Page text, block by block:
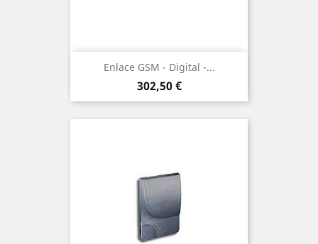
Enlace GSM - Digital -...
Precio
302,50 €